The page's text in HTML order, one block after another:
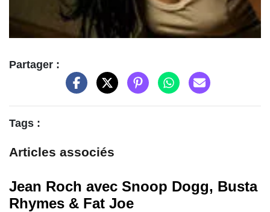
Partager :
Tags :
Articles associés
Jean Roch avec Snoop Dogg, Busta
Rhymes & Fat Joe